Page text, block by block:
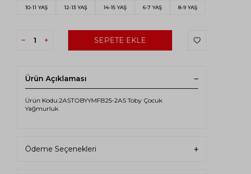
10-11 YAŞ 12-13 YAŞ 14-15 YAŞ 6-7 YAŞ 8-9 YAŞ
SEPETE EKLE
Ürün Açıklaması
Ürün Kodu:2ASTOBYYMFB25-2AS Toby Çocuk
Yağmurluk
Ödeme Seçenekleri